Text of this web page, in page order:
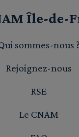
Île-de-
sommes-nous ?
Rejoignez-nous
RSE
Le CNAM